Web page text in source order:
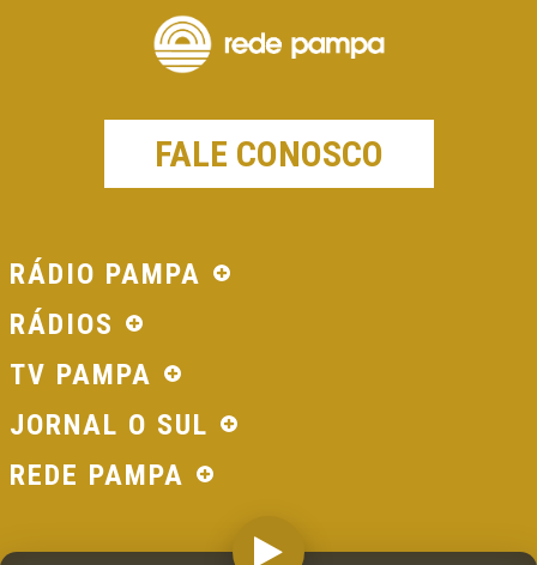
FALE CONOSCO
RÁDIO PAMPA
RÁDIOS
TV PAMPA
JORNAL O SUL
REDE PAMPA